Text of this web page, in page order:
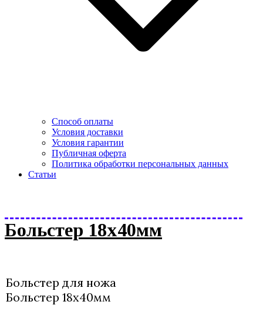
Способ оплаты
Условия доставки
Условия гарантии
Публичная оферта
Политика обработки персональных данных
Статьи
Больстер 18х40мм
Больстер для ножа
Больстер 18х40мм